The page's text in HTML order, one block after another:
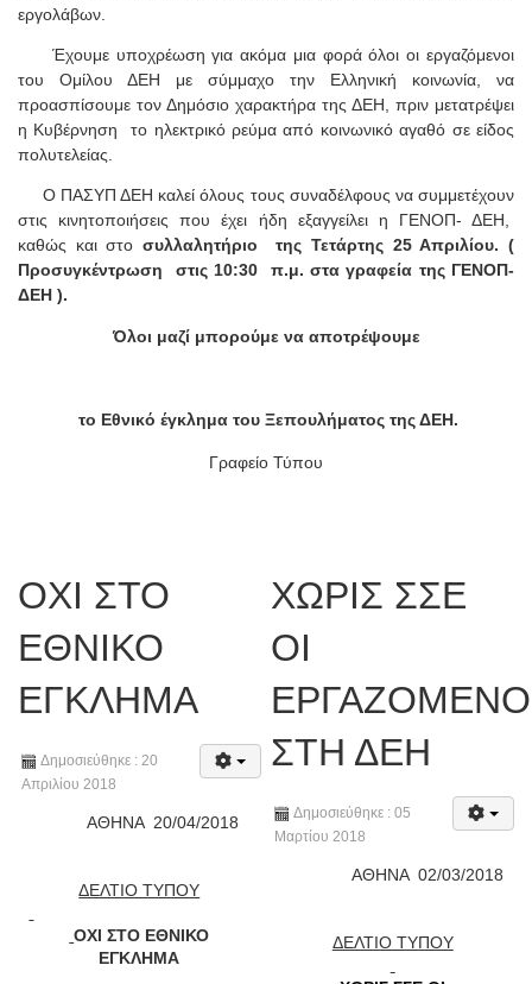
εργολάβων.
Έχουμε υποχρέωση για ακόμα μια φορά όλοι οι εργαζόμενοι
του Ομίλου ΔΕΗ με σύμμαχο την Ελληνική κοινωνία, να
προασπίσουμε τον Δημόσιο χαρακτήρα της ΔΕΗ, πριν μετατρέψει
η Κυβέρνηση
το ηλεκτρικό ρεύμα από κοινωνικό αγαθό σε είδος
πολυτελείας.
Ο ΠΑΣΥΠ ΔΕΗ καλεί όλους τους συναδέλφους να συμμετέχουν
στις κινητοποιήσεις που έχει ήδη εξαγγείλει η ΓΕΝΟΠ- ΔΕΗ,
καθώς και στο συλλαλητήριο
της Τετάρτης 25 Απριλίου. (
Προσυγκέντρωση
στις 10:30
π.μ. στα γραφεία της ΓΕΝΟΠ-
ΔΕΗ ).
Όλοι μαζί μπορούμε να αποτρέψουμε
το Εθνικό έγκλημα του Ξεπουλήματος της ΔΕΗ.
Γραφείο Τύπου
ΟΧΙ ΣΤΟ
ΕΘΝΙΚΟ
ΕΓΚΛΗΜΑ
Δημοσιεύθηκε : 20
Απριλίου 2018
ΑΘΗΝΑ 20/04/2018
ΔΕΛΤΙΟ ΤΥΠΟΥ
ΟΧΙ ΣΤΟ ΕΘΝΙΚΟ
ΕΓΚΛΗΜΑ
ΧΩΡΙΣ ΣΣΕ
ΟΙ
ΣΤΗ ΔΕΗ
Δημοσιεύθηκε : 05
Μαρτίου 2018
ΑΘΗΝΑ 02/03/2018
ΔΕΛΤΙΟ ΤΥΠΟΥ